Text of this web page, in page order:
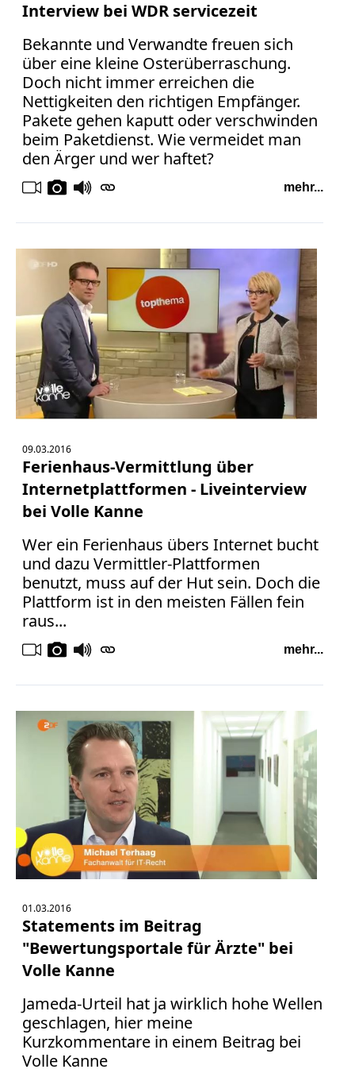
Interview bei WDR servicezeit
Bekannte und Verwandte freuen sich
über eine kleine Osterüberraschung.
Doch nicht immer erreichen die
Nettigkeiten den richtigen Empfänger.
Pakete gehen kaputt oder verschwinden
beim Paketdienst. Wie vermeidet man
den Ärger und wer haftet?
mehr...
09.03.2016
Ferienhaus-Vermittlung über
Internetplattformen - Liveinterview
bei Volle Kanne
Wer ein Ferienhaus übers Internet bucht
und dazu Vermittler-Plattformen
benutzt, muss auf der Hut sein. Doch die
Plattform ist in den meisten Fällen fein
raus...
mehr...
01.03.2016
Statements im Beitrag
"Bewertungsportale für Ärzte" bei
Volle Kanne
Jameda-Urteil hat ja wirklich hohe Wellen
geschlagen, hier meine
Kurzkommentare in einem Beitrag bei
Volle Kanne